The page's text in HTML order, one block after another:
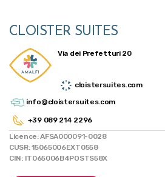
CLOISTER SUITES
Via dei Prefetturi 20
cloistersuites.com
info@cloistersuites.com
+39 089 214 2296
Licence: AFSA000091-0028
CUSR: 15065006EXT0558
CIN: IT065006B4POSTS58X